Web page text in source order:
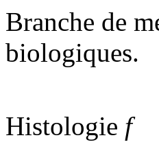
Branche de
biologiques.
Histologie f